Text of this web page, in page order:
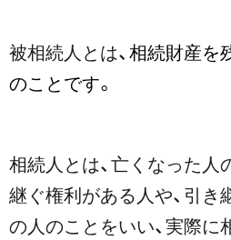
被相続人とは、相続財産を
のことです。
相続人とは、亡くなった人
継ぐ権利がある人や、引
の人のことをいい、実際